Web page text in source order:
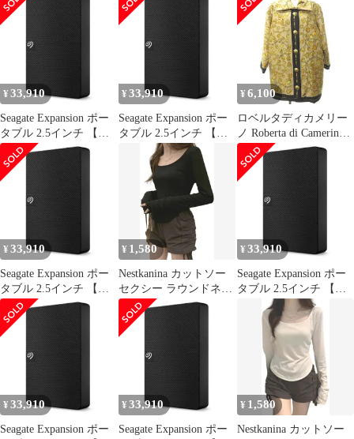
外付 ハードディスク
HDD 3年保証 静音 PC
Win Mac PS4 PS5 4K 対
応 STKM4000400 [4TB]
[スタンダード向け]
ストレッチ 無地 丸首
レディース インナー(
ホワイト, M)
外付 ハードディスク
HDD 3年保証 静音 PC
Win Mac PS4 PS5 4K 対
応 STKM4000400 [4TB]
[スタンダード向け]
¥ 33,910
Seagate Expansion ポー
タブル 2.5インチ 【デ
ータ復旧 3年付】4TB
外付 ハードディスク
HDD 3年保証 静音 PC
Win Mac PS4 PS5 4K 対
応 STKM4000400 [4TB]
[スタンダード向け]
¥ 33,910
Seagate Expansion ポー
タブル 2.5インチ 【デ
ータ復旧 3年付】4TB
外付 ハードディスク
HDD 3年保証 静音 PC
Win Mac PS4 PS5 4K 対
応 STKM4000400 [4TB]
[スタンダード向け]
¥ 6,100
ロベルタディカメリー
ノ Roberta di Camerino
美品 ヴィンテージ 金釦
ステンカラー パディン
グ コート 中綿 ロング
総柄 国内正規品 ベージ
ュ イエロー 40 約M
0913 STK
¥ 33,910
Seagate Expansion ポー
タブル 2.5インチ 【デ
ータ復旧 3年付】4TB
外付 ハードディスク
HDD 3年保証 静音 PC
Win Mac PS4 PS5 4K 対
応 STKM4000400 [4TB]
[スタンダード向け]
¥ 1,580
Nestkanina カットソー
セクシー ラウンドネッ
ク 長袖 Uネック ロンT
ストレッチ 無地 丸首
レディース インナー
¥ 33,910
Seagate Expansion ポー
タブル 2.5インチ 【デ
ータ復旧 3年付】4TB
外付 ハードディスク
HDD 3年保証 静音 PC
Win Mac PS4 PS5 4K 対
応 STKM4000400 [4TB]
[スタンダード向け]
¥ 33,910
Seagate Expansion ポー
¥ 33,910
Seagate Expansion ポー
¥ 1,580
Nestkanina カットソー